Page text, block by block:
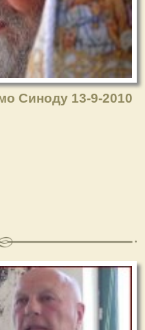
Синоду 13-9-2010